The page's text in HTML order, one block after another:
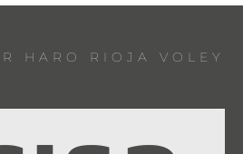
HARO RIOJA VOLEY